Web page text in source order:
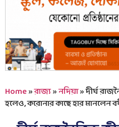
Home»রাজ্য»নদিয়া»দীর্ঘ
হলেও, করোনার কাছে হার মানলেন